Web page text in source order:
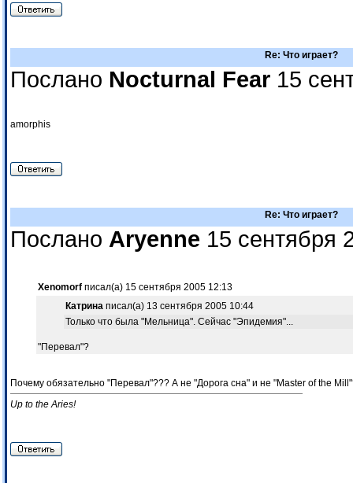
Re: Что играет?
Послано Nocturnal Fear 15
amorphis
Re: Что играет?
Послано Aryenne 15 сентября
Xenomorf писал(а) 15 сентября 2005 12:13
Катрина писал(а) 13 сентября 2005 10:44
Только что была "Мельница". Сейчас "Эпидемия"...
"Перевал"?
Почему обязательно "Перевал"??? А не "Дорога сна" и не "Master of the
Up to the Aries!